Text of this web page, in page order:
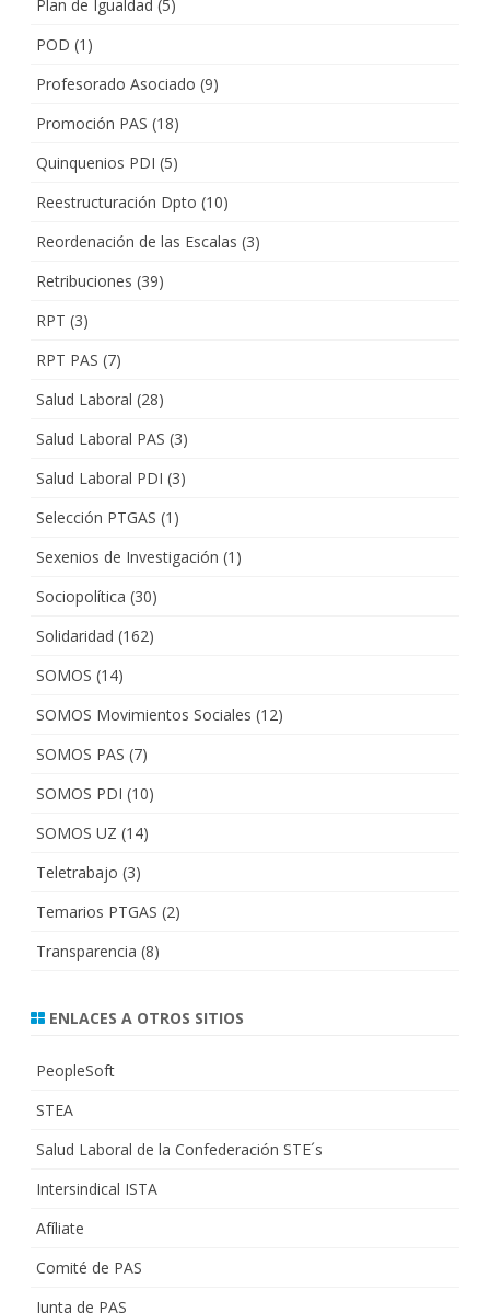
Plan de Igualdad (5)
POD (1)
Profesorado Asociado (9)
Promoción PAS (18)
Quinquenios PDI (5)
Reestructuración Dpto (10)
Reordenación de las Escalas (3)
Retribuciones (39)
RPT (3)
RPT PAS (7)
Salud Laboral (28)
Salud Laboral PAS (3)
Salud Laboral PDI (3)
Selección PTGAS (1)
Sexenios de Investigación (1)
Sociopolítica (30)
Solidaridad (162)
SOMOS (14)
SOMOS Movimientos Sociales (12)
SOMOS PAS (7)
SOMOS PDI (10)
SOMOS UZ (14)
Teletrabajo (3)
Temarios PTGAS (2)
Transparencia (8)
ENLACES A OTROS SITIOS
PeopleSoft
STEA
Salud Laboral de la Confederación STE´s
Intersindical ISTA
Afíliate
Comité de PAS
Junta de PAS